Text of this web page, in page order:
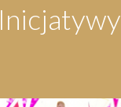
Inicjatywy